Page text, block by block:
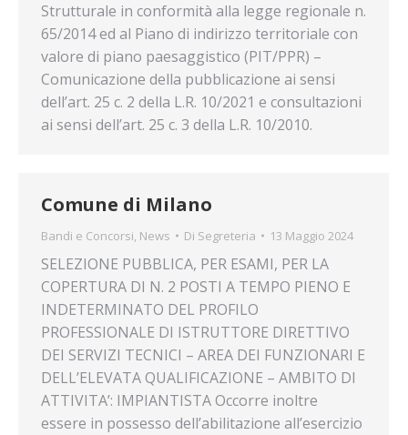
Strutturale in conformità alla legge regionale n.
65/2014 ed al Piano di indirizzo territoriale con
valore di piano paesaggistico (PIT/PPR) –
Comunicazione della pubblicazione ai sensi
dell’art. 25 c. 2 della L.R. 10/2021 e consultazioni
ai sensi dell’art. 25 c. 3 della L.R. 10/2010.
Comune di Milano
Bandi e Concorsi, News Di Segreteria 13 Maggio 2024
SELEZIONE PUBBLICA, PER ESAMI, PER LA
COPERTURA DI N. 2 POSTI A TEMPO PIENO E
INDETERMINATO DEL PROFILO
PROFESSIONALE DI ISTRUTTORE DIRETTIVO
DEI SERVIZI TECNICI – AREA DEI FUNZIONARI E
DELL’ELEVATA QUALIFICAZIONE – AMBITO DI
ATTIVITA’: IMPIANTISTA Occorre inoltre
essere in possesso dell’abilitazione all’esercizio